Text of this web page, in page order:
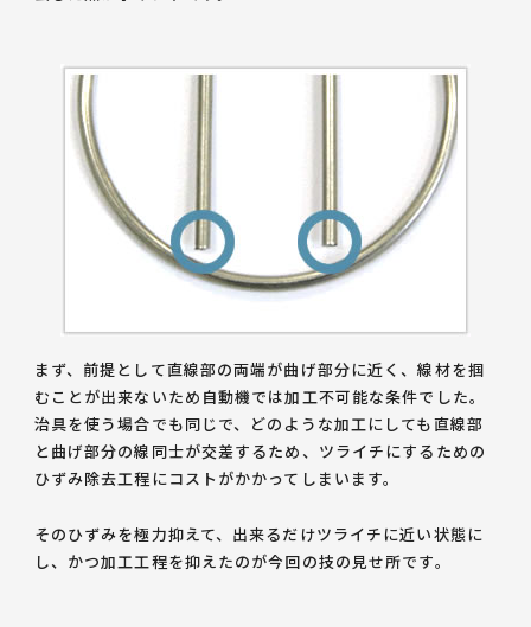
まず、前提として直線部の両端が曲げ部分に近く、線材を掴
むことが出来ないため自動機では加工不可能な条件でした。
治具を使う場合でも同じで、どのような加工にしても直線部
と曲げ部分の線同士が交差するため、ツライチにするための
ひずみ除去工程にコストがかかってしまいます。
そのひずみを極力抑えて、出来るだけツライチに近い状態に
し、かつ加工工程を抑えたのが今回の技の見せ所です。